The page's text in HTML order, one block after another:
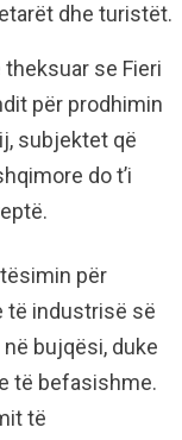
dhe turistët.
se Fieri
për prodhimin
subjektet që
do t’i
për
të industrisë së
bujqësi, duke
të befasishme.
të